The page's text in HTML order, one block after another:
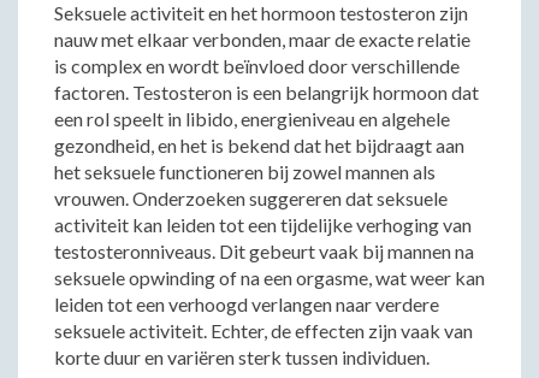
Seksuele activiteit en het hormoon testosteron zijn
nauw met elkaar verbonden, maar de exacte relatie
is complex en wordt beïnvloed door verschillende
factoren. Testosteron is een belangrijk hormoon dat
een rol speelt in libido, energieniveau en algehele
gezondheid, en het is bekend dat het bijdraagt aan
het seksuele functioneren bij zowel mannen als
vrouwen. Onderzoeken suggereren dat seksuele
activiteit kan leiden tot een tijdelijke verhoging van
testosteronniveaus. Dit gebeurt vaak bij mannen na
seksuele opwinding of na een orgasme, wat weer kan
leiden tot een verhoogd verlangen naar verdere
seksuele activiteit. Echter, de effecten zijn vaak van
korte duur en variëren sterk tussen individuen.